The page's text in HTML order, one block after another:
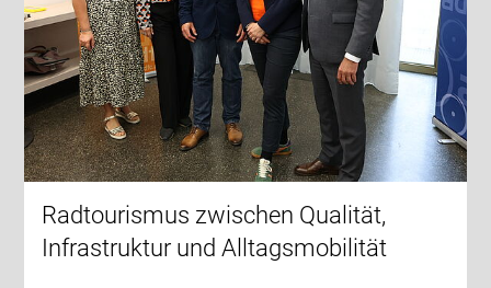
Radtourismus zwischen Qualität,
Infrastruktur und Alltagsmobilität